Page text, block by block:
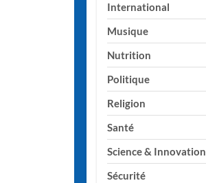
International
Musique
Nutrition
Politique
Religion
Santé
Science & Innovation
Sécurité